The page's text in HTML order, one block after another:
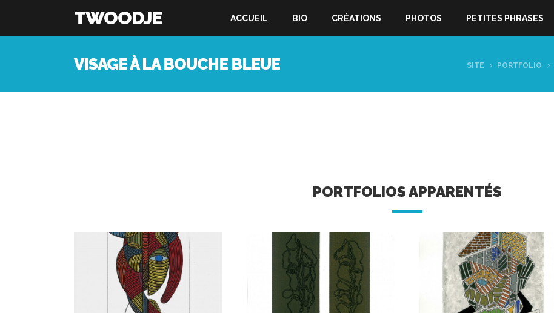
TWOODJE ACCUEIL BIO CRÉATIONS PHOTOS PETITES PHRASES
VISAGE À LA BOUCHE BLEUE SITE PORTFOLIO
PORTFOLIOS APPARENTÉS